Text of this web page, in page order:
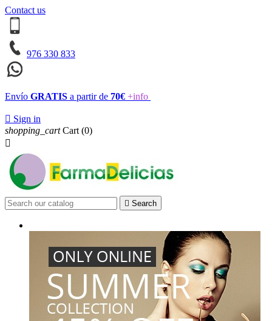
Contact us
976 330 833
Envío GRATIS a partir de 70€ +info
 Sign in
shopping_cart Cart (0)

 Search